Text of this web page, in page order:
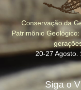
Conservação da
Patrimônio
20-27 Agosto.
Siga o